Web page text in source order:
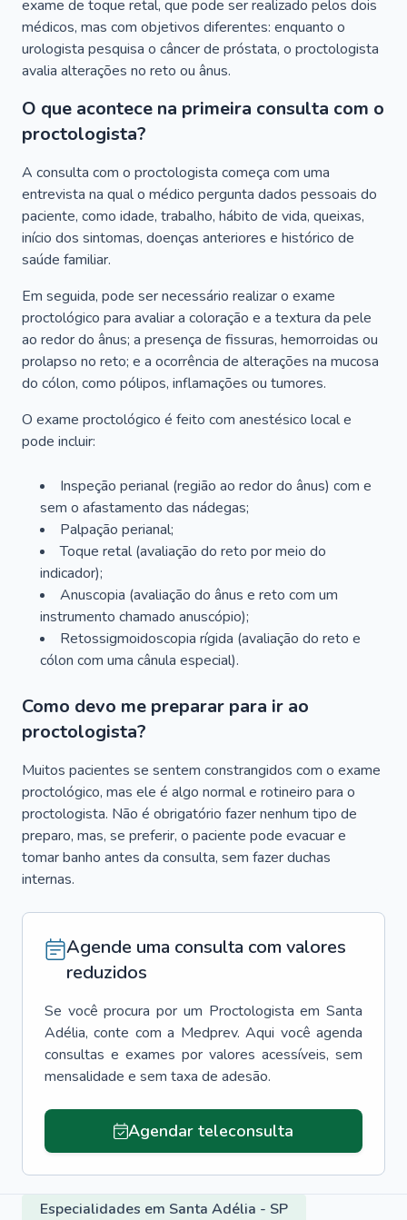
exame de toque retal, que pode ser realizado pelos dois
médicos, mas com objetivos diferentes: enquanto o
urologista pesquisa o câncer de próstata, o proctologista
avalia alterações no reto ou ânus.
O que acontece na primeira consulta com o
proctologista?
A consulta com o proctologista começa com uma
entrevista na qual o médico pergunta dados pessoais do
paciente, como idade, trabalho, hábito de vida, queixas,
início dos sintomas, doenças anteriores e histórico de
saúde familiar.
Em seguida, pode ser necessário realizar o exame
proctológico para avaliar a coloração e a textura da pele
ao redor do ânus; a presença de fissuras, hemorroidas ou
prolapso no reto; e a ocorrência de alterações na mucosa
do cólon, como pólipos, inflamações ou tumores.
O exame proctológico é feito com anestésico local e
pode incluir:
Inspeção perianal (região ao redor do ânus) com e
sem o afastamento das nádegas;
Palpação perianal;
Toque retal (avaliação do reto por meio do
indicador);
Anuscopia (avaliação do ânus e reto com um
instrumento chamado anuscópio);
Retossigmoidoscopia rígida (avaliação do reto e
cólon com uma cânula especial).
Como devo me preparar para ir ao
proctologista?
Muitos pacientes se sentem constrangidos com o exame
proctológico, mas ele é algo normal e rotineiro para o
proctologista. Não é obrigatório fazer nenhum tipo de
preparo, mas, se preferir, o paciente pode evacuar e
tomar banho antes da consulta, sem fazer duchas
internas.
Agende uma consulta com valores
reduzidos
Se você procura por um Proctologista em Santa
Adélia, conte com a Medprev. Aqui você agenda
consultas e exames por valores acessíveis, sem
mensalidade e sem taxa de adesão.
Agendar teleconsulta
Especialidades em Santa Adélia - SP